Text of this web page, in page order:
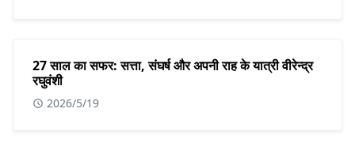
27 साल का सफर: सत्ता, संघर्ष और अपनी राह के यात्री वीरेन्द्र
रघुवंशी
2026/5/19